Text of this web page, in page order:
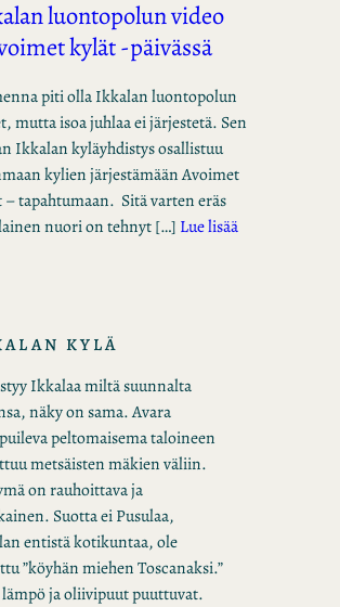
luontopolun video
kylät -päivässä
piti olla Ikkalan luontopolun
mutta isoa juhlaa ei järjestetä. Sen
Ikkalan kyläyhdistys osallistuu
kylien järjestämään Avoimet
– tapahtumaan. Sitä varten eräs
nuori on tehnyt […] Lue lisää
KYLÄ
Ikkalaa miltä suunnalta
näky on sama. Avara
peltomaisema taloineen
metsäisten mäkien väliin.
on rauhoittava ja
Suotta ei Pusulaa,
entistä kotikuntaa, ole
”köyhän miehen Toscanaksi.”
ja oliivipuut puuttuvat.